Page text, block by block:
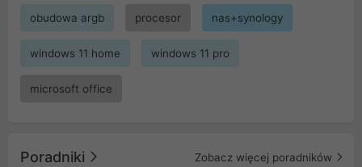
obudowa argb procesor nas+synology
windows 11 home windows 11 pro
microsoft office
Poradniki Zobacz więcej poradników